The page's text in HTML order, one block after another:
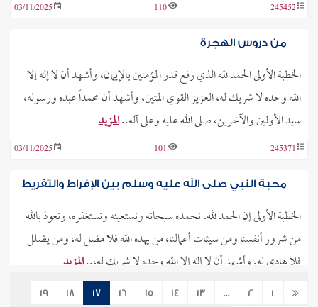
245452
110
03/11/2025
من دروس الهجرة
الخطبة الأولى الحمد لله الذي رفع قدر المؤمنين بالإيمان، وأشهد أن لا إله إلا
الله وحده لا شريك له، العزيز القوي المتين، وأشهد أن محمداً عبده ورسوله،
سيد الأولين والآخرين، صلى الله عليه وعلى آله..المزيد
245371
101
03/11/2025
محبة النبي صلى الله عليه وسلم بين الإفراط والتفريط
الخطبة الأولى إن الحمد لله، نحمده سبحانه ونستعينه ونستغفره، ونعوذ بالله
من شرور أنفسنا ومن سيئات أعمالنا، من يهده الله فلا مضل له، ومن يضلل
فلا هادي له. وأشهد أن لا إله إلا الله وحده لا شريك له،..المزيد
245383
03/11/2025 1
2
...
13
14
15
16
17
18
19